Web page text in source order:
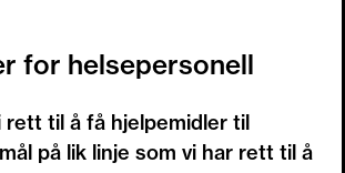
for helsepersonell
rett til å få hjelpemidler til
på lik linje som vi har rett til å